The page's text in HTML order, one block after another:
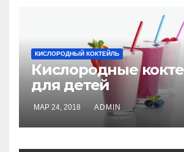
КИСЛОРОДНЫЙ КОКТЕЙЛЬ
Кислородные
для детей
МАР 24, 2018 ADMIN